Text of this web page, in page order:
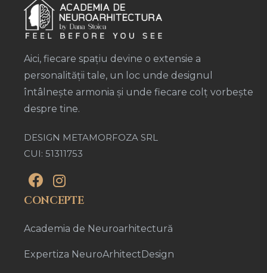
Aici, fiecare spațiu devine o extensie a
personalității tale, un loc unde designul
întâlnește armonia și unde fiecare colț vorbește
despre tine.
DESIGN METAMORFOZA SRL
CUI: 51311753
CONCEPTE
Academia de Neuroarhitectură
Expertiza NeuroArhitectDesign